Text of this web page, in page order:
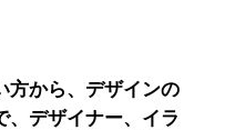
方から、デザインの
、デザイナー、イラ